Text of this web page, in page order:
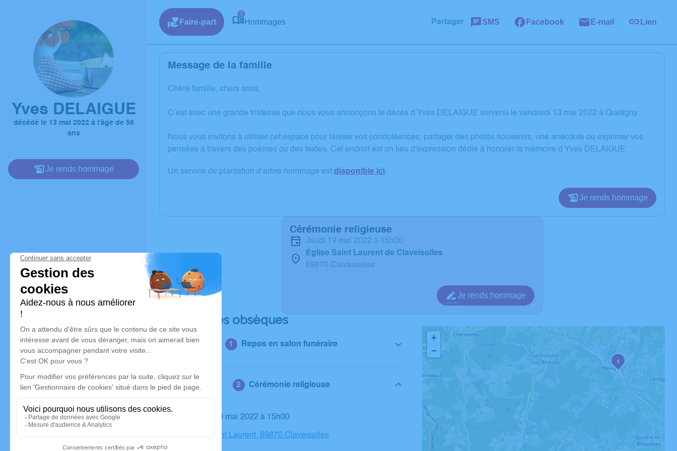
Yves DELAIGUE
décédé le 13 mai 2022 à l'âge de 56
ans
Je rends hommage
Faire-part
2
Hommages Partager SMS Facebook E-mail Lien
Message de la famille
Chère famille, chers amis,
C’est avec une grande tristesse que nous vous annonçons le décès d’Yves DELAIGUE survenu le vendredi 13 mai 2022 à Quetigny.
Nous vous invitons à utiliser cet espace pour laisser vos condoléances, partager des photos souvenirs, une anecdote ou exprimer vos
pensées à travers des poèmes ou des textes. Cet endroit est un lieu d'expression dédié à honorer la mémoire d’Yves DELAIGUE.
Un service de plantation d’arbre hommage est disponible ici.
Je rends hommage
Cérémonie religieuse
jeudi 19 mai 2022 à 15h00
Église Saint Laurent de Claveisolles
69870 Claveisolles
Je rends hommage
Déroulé des obsèques
Repos en salon funéraire
Cérémonie religieuse
Le jeudi 19 mai 2022 à 15h00
Église Saint Laurent, 69870 Claveisolles
1
+
−